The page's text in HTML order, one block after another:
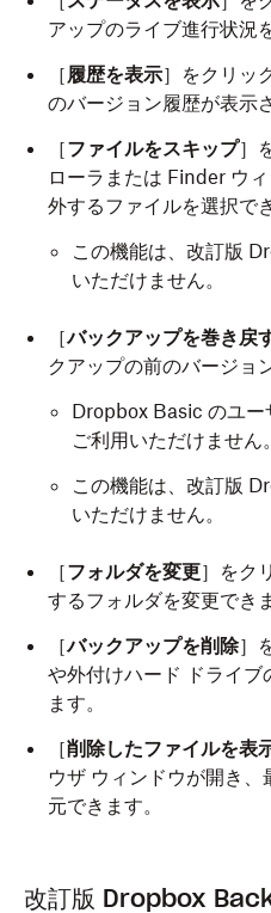
アップのライブ進行状況
［履歴を表示］をクリッ
のバージョン履歴が表示
［ファイルをスキップ］
ローラまたは Finder ウ
外するファイルを選択で
この機能は、改訂版
いただけません。
［バックアップを巻き戻
クアップの前のバージョ
Dropbox Basic のユ
ご利用いただけません
この機能は、改訂版
いただけません。
［フォルダを変更］をク
するフォルダを変更でき
［バックアップを削除］
や外付けハード ドライブ
ます。
［削除したファイルを表
ウザ ウィンドウが開き
元できます。
改訂版 Dropbox